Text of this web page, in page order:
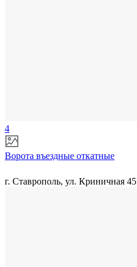
4
Ворота въездные откатные
г. Ставрополь, ул. Криничная 45